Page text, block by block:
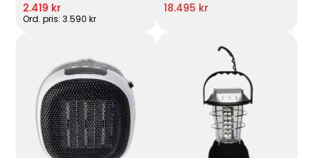
2.419 kr
Ord. pris: 3.590 kr
18.495 kr